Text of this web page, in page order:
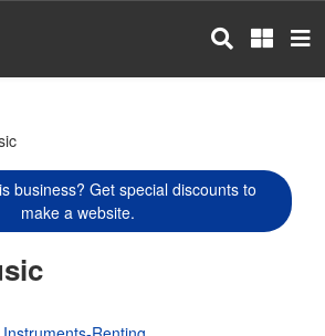
business? Get special discounts to
make a website.